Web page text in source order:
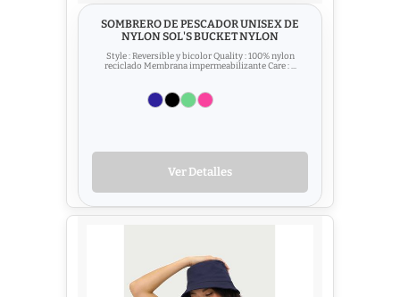
SOMBRERO DE PESCADOR UNISEX DE
NYLON SOL'S BUCKET NYLON
Style : Reversible y bicolor Quality : 100% nylon
reciclado Membrana impermeabilizante Care : ...
Ver Detalles